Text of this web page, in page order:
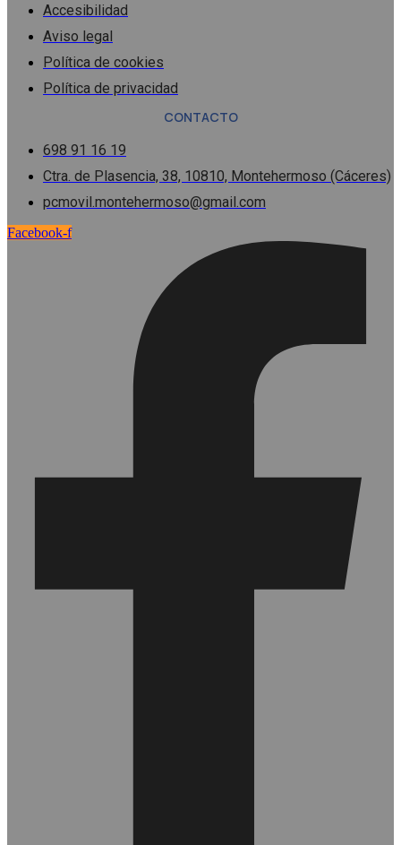
Accesibilidad
Aviso legal
Política de cookies
Política de privacidad
CONTACTO
698 91 16 19
Ctra. de Plasencia, 38, 10810, Montehermoso (Cáceres)
pcmovil.montehermoso@gmail.com
Facebook-f